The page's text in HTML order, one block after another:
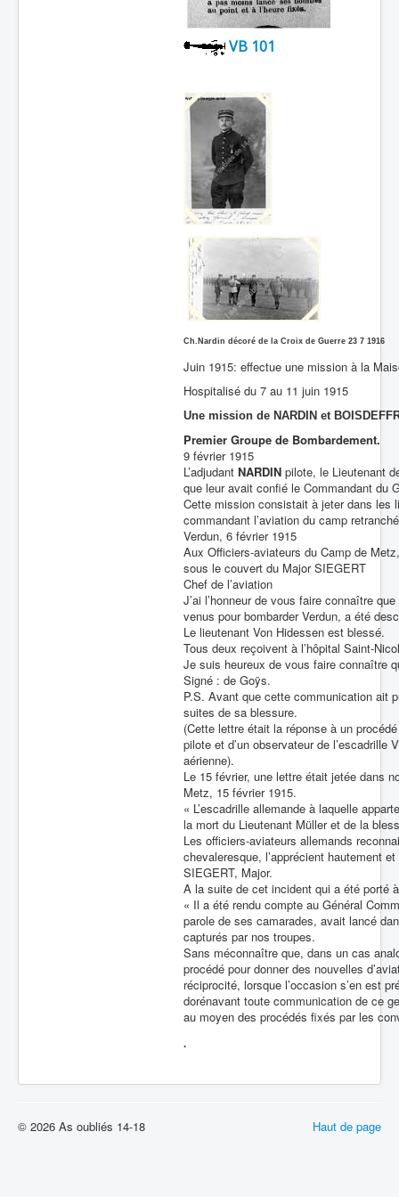
VB 101
Ch.Nardin décoré de la Croix de Guerre 23 7 1916
Juin 1915: effectue une mission à la
Hospitalisé du 7 au 11 juin 1915
Une mission de NARDIN et
Premier Groupe de Bombardement.
9 février 1915
L’adjudant NARDIN pilote, le Lieutenant
que leur avait confié le Commandant du
Cette mission consistait à jeter dans les
commandant l’aviation du camp
Verdun, 6 février 1915
Aux Officiers-aviateurs du Camp de Metz,
sous le couvert du Major SIEGERT
Chef de l’aviation
J’ai l’honneur de vous faire connaître
venus pour bombarder Verdun, a été
Le lieutenant Von Hidessen est blessé.
Tous deux reçoivent à l’hôpital Saint-
Je suis heureux de vous faire connaître
Signé : de Goÿs.
P.S. Avant que cette communication ait
suites de sa blessure.
(Cette lettre était la réponse à un
pilote et d’un observateur de
aérienne).
Le 15 février, une lettre était jetée dans
Metz, 15 février 1915.
« L’escadrille allemande à laquelle
la mort du Lieutenant Müller et de la
Les officiers-aviateurs allemands
chevaleresque, l’apprécient hautement
SIEGERT, Major.
A la suite de cet incident qui a été porté
« Il a été rendu compte au Général
parole de ses camarades, avait lancé
capturés par nos troupes.
Sans méconnaître que, dans un cas
procédé pour donner des nouvelles
réciprocité, lorsque l’occasion s’en est
dorénavant toute communication de ce
au moyen des procédés fixés par les
.
Haut de page
© 2026 As oubliés 14-18